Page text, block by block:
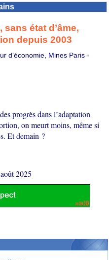
état d’âme,
depuis 2003
d’économie, Mines Paris -
progrès dans l’adaptation
on meurt moins, même si
Et demain ?
2025